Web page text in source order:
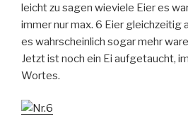
leicht zu sagen wieviele Eier es
immer nur max. 6 Eier gleichzeitig
es wahrscheinlich sogar mehr
Jetzt ist noch ein Ei aufgetaucht,
Wortes.